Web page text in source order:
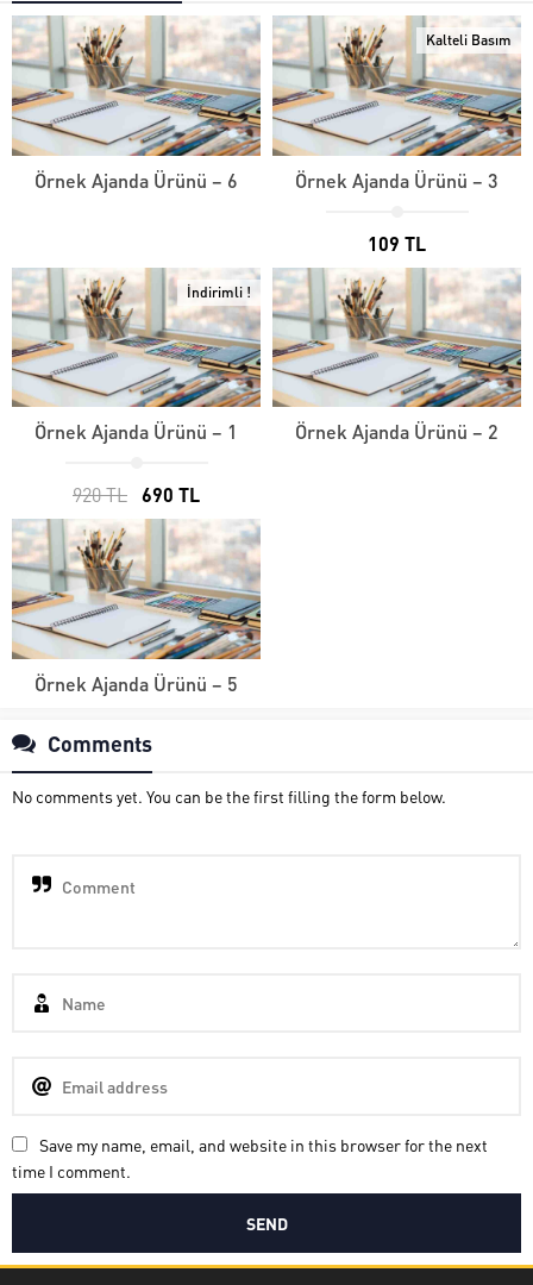
Örnek Ajanda Ürünü – 6
Kalteli Basım
Örnek Ajanda Ürünü – 3
109 TL
İndirimli !
Örnek Ajanda Ürünü – 1
920 TL 690 TL
Örnek Ajanda Ürünü – 2
Örnek Ajanda Ürünü – 5
Comments
No comments yet. You can be the first filling the form below.
Save my name, email, and website in this browser for the next
time I comment.